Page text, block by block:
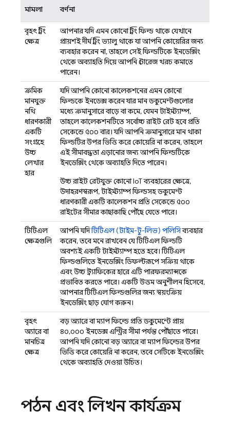
মামলা বর্ণনা
বৃহৎ স্ট্রিং
ক্ষেত্র
আপনার যদি এমন কোনো স্ট্রিং ফিল্ড থাকে যেখানে
প্রায়শই দীর্ঘ স্ট্রিং ভ্যালু থাকে যা আপনি কোয়েরির জন্য
ব্যবহার করেন না, তাহলে সেই ফিল্ডটিকে ইনডেক্সিং
থেকে অব্যাহতি দিয়ে আপনি স্টোরেজ খরচ কমাতে
পারেন।
ক্রমিক
মানযুক্ত
নথি
ধারণকারী
একটি
সংগ্রহে
উচ্চ
লেখার
হার
যদি আপনি কোনো কালেকশনের এমন কোনো
ফিল্ডকে ইনডেক্স করেন যার মান ডকুমেন্টগুলোর
মধ্যে ক্রমানুসারে বাড়ে বা কমে, যেমন টাইমস্ট্যাম্প,
তাহলে কালেকশনটিতে সর্বোচ্চ রাইট রেট হবে প্রতি
সেকেন্ডে ৫০০ বার। যদি আপনি ক্রমানুসারে মান থাকা
ফিল্ডটির উপর ভিত্তি করে কোয়েরি না করেন, তাহলে
এই সীমাবদ্ধতা এড়ানোর জন্য আপনি ফিল্ডটিকে
ইনডেক্সিং থেকে অব্যাহতি দিতে পারেন।
উচ্চ রাইট রেটযুক্ত কোনো IoT ব্যবহারের ক্ষেত্রে,
উদাহরণস্বরূপ, টাইমস্ট্যাম্প ফিল্ডসহ ডকুমেন্ট
ধারণকারী একটি কালেকশন প্রতি সেকেন্ডে ৫০০
রাইটের সীমার কাছাকাছি পৌঁছে যেতে পারে।
টিটিএল
ক্ষেত্রগুলি
আপনি যদিটিটিএল (টাইম-টু-লিভ) পলিসিব্যবহার
করেন, তবে মনে রাখবেন যে টিটিএল ফিল্ডটি
অবশ্যই একটি টাইমস্ট্যাম্প হতে হবে। টিটিএল
ফিল্ডগুলিতে ইনডেক্সিং ডিফল্টরূপে সক্রিয় থাকে
এবং উচ্চ ট্র্যাফিকের হারে এটি পারফরম্যান্সকে
প্রভাবিত করতে পারে। একটি উত্তম অনুশীলন হিসেবে,
আপনার টিটিএল ফিল্ডগুলির জন্য স্বয়ংক্রিয়
ইনডেক্সিং ছাড় যোগ করুন।
বৃহৎ
অ্যারে বা
মানচিত্র
ক্ষেত্র
বড় অ্যারে বা ম্যাপ ফিল্ডে প্রতি ডকুমেন্টে প্রায়
৪০,০০০ ইনডেক্স এন্ট্রির সীমা পর্যন্ত পৌঁছাতে পারে।
আপনি যদি কোনো বড় অ্যারে বা ম্যাপ ফিল্ডের উপর
ভিত্তি করে কোয়েরি না করেন, তবে সেটিকে ইনডেক্সিং
থেকে অব্যাহতি দেওয়া উচিত।
পঠন এবং লিখন কার্যক্রম